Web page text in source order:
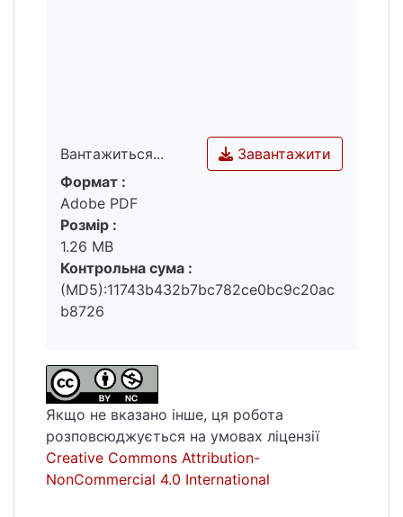
Вантажиться...
Вантажиться...
Завантажити
Формат :
Adobe PDF
Розмір :
1.26 MB
Контрольна сума :
(MD5):11743b432b7bc782ce0bc9c20ac
b8726
Якщо не вказано інше, ця робота
розповсюджується на умовах ліцензії
Creative Commons Attribution-
NonCommercial 4.0 International